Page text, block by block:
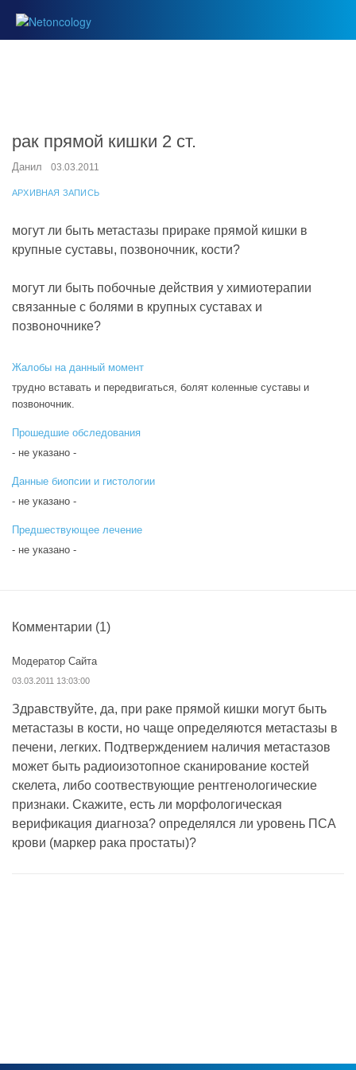
рак прямой кишки 2 ст.
Данил 03.03.2011
АРХИВНАЯ ЗАПИСЬ
могут ли быть метастазы прираке прямой кишки в
крупные суставы, позвоночник, кости?
могут ли быть побочные действия у химиотерапии
связанные с болями в крупных суставах и
позвоночнике?
Жалобы на данный момент
трудно вставать и передвигаться, болят коленные суставы и
позвоночник.
Прошедшие обследования
- не указано -
Данные биопсии и гистологии
- не указано -
Предшествующее лечение
- не указано -
Комментарии (1)
Модератор Сайта
03.03.2011 13:03:00
Здравствуйте, да, при раке прямой кишки могут быть
метастазы в кости, но чаще определяются метастазы в
печени, легких. Подтверждением наличия метастазов
может быть радиоизотопное сканирование костей
скелета, либо соотвествующие рентгенологические
признаки. Скажите, есть ли морфологическая
верификация диагноза? определялся ли уровень ПСА
крови (маркер рака простаты)?